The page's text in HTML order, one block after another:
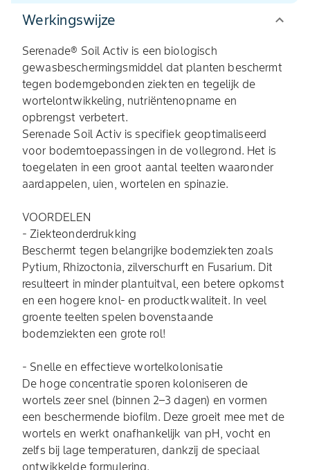
Werkingswijze
Serenade® Soil Activ is een biologisch
gewasbeschermingsmiddel dat planten beschermt
tegen bodemgebonden ziekten en tegelijk de
wortelontwikkeling, nutriëntenopname en
opbrengst verbetert.
Serenade Soil Activ is specifiek geoptimaliseerd
voor bodemtoepassingen in de vollegrond. Het is
toegelaten in een groot aantal teelten waaronder
aardappelen, uien, wortelen en spinazie.
VOORDELEN
- Ziekteonderdrukking
Beschermt tegen belangrijke bodemziekten zoals
Pytium, Rhizoctonia, zilverschurft en Fusarium. Dit
resulteert in minder plantuitval, een betere opkomst
en een hogere knol- en productkwaliteit. In veel
groente teelten spelen bovenstaande
bodemziekten een grote rol!
- Snelle en effectieve wortelkolonisatie
De hoge concentratie sporen koloniseren de
wortels zeer snel (binnen 2–3 dagen) en vormen
een beschermende biofilm. Deze groeit mee met de
wortels en werkt onafhankelijk van pH, vocht en
zelfs bij lage temperaturen, dankzij de speciaal
ontwikkelde formulering.